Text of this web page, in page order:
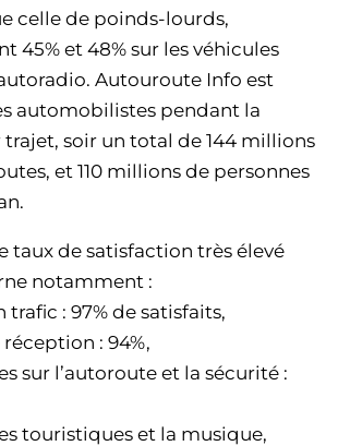
celle de poinds-lourds,
45% et 48% sur les véhicules
Autouroute Info est
automobilistes pendant la
soir un total de 144 millions
et 110 millions de personnes
taux de satisfaction très élevé
notamment :
trafic : 97% de satisfaits,
: 94%,
sur l’autoroute et la sécurité :
touristiques et la musique,